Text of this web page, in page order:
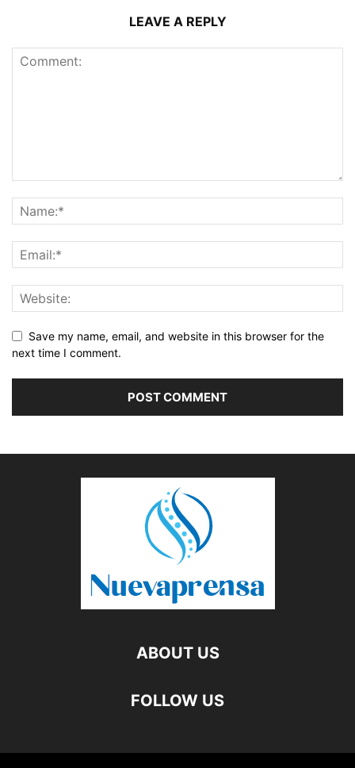
LEAVE A REPLY
Save my name, email, and website in this browser for the
next time I comment.
ABOUT US
FOLLOW US